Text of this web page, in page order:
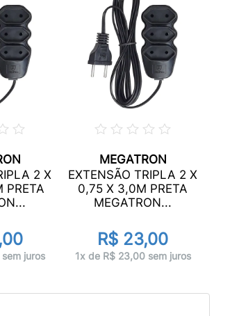
2 X
PRETA
juros
MEGATRON
EXTENSÃO TRIPLA 2 X
0,75 X 3,0M PRETA
MEGATRON...
R$ 23,00
1x de R$ 23,00 sem juros